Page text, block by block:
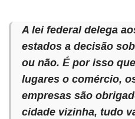
A lei federal delega
estados a decisão
ou não. É por isso
lugares o comércio,
empresas são
cidade vizinha, tudo